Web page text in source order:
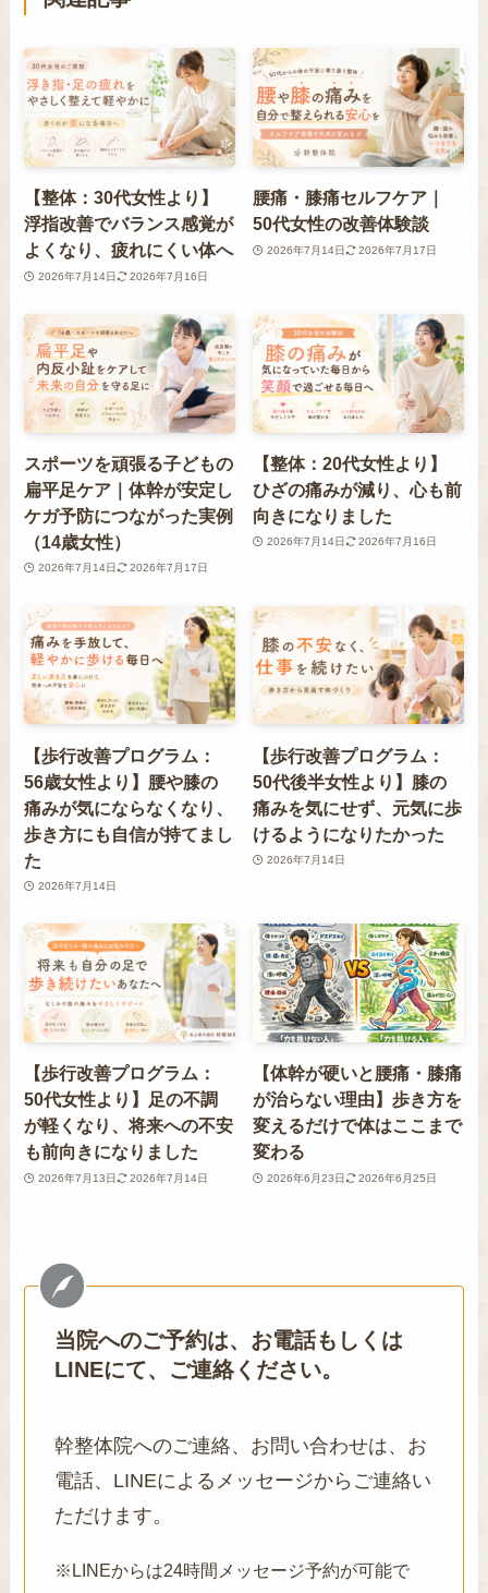
【整体：30代女性より】
浮指改善でバランス感覚が
よくなり、疲れにくい体へ
2026年7月14日 2026年7月16日
腰痛・膝痛セルフケア｜
50代女性の改善体験談
2026年7月14日 2026年7月17日
スポーツを頑張る子どもの
扁平足ケア｜体幹が安定し
ケガ予防につながった実例
（14歳女性）
2026年7月14日 2026年7月17日
【整体：20代女性より】
ひざの痛みが減り、心も前
向きになりました
2026年7月14日 2026年7月16日
【歩行改善プログラム：
56歳女性より】腰や膝の
痛みが気にならなくなり、
歩き方にも自信が持てまし
た
2026年7月14日
【歩行改善プログラム：
50代後半女性より】膝の
痛みを気にせず、元気に歩
けるようになりたかった
2026年7月14日
【歩行改善プログラム：
50代女性より】足の不調
が軽くなり、将来への不安
も前向きになりました
2026年7月13日 2026年7月14日
【体幹が硬いと腰痛・膝痛
が治らない理由】歩き方を
変えるだけで体はここまで
変わる
2026年6月23日 2026年6月25日
当院へのご予約は、お電話もしくは
LINEにて、ご連絡ください。
幹整体院へのご連絡、お問い合わせは、お
電話、LINEによるメッセージからご連絡い
ただけます。
※LINEからは24時間メッセージ予約が可能で